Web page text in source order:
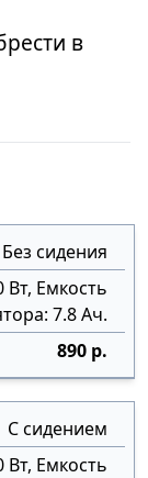
в
Без сидения
Емкость
7.8 Ач.
890 р.
С сидением
Емкость